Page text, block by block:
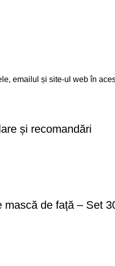
emailul și site-ul web în
și recomandări
mască de față – Set